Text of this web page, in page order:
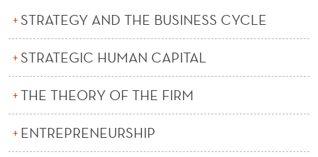
A
T
STRATEGY AND THE BUSINESS CYCLE
STRATEGIC HUMAN CAPITAL
THE THEORY OF THE FIRM
ENTREPRENEURSHIP